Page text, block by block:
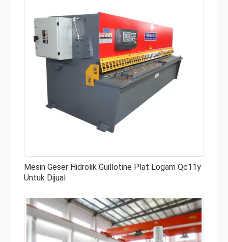
Mesin Geser Hidrolik Guillotine Plat Logam Qc11y
Untuk Dijual